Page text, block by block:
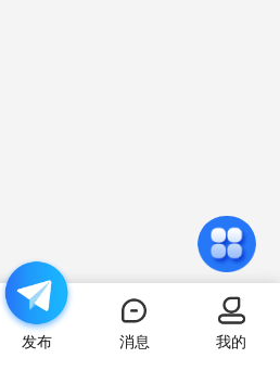
发布 消息 我的